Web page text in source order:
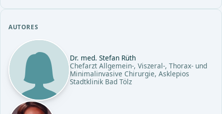
AUTORES
Dr. med. Stefan Rüth
Chefarzt Allgemein-, Viszeral-, Thorax- und
Minimalinvasive Chirurgie, Asklepios
Stadtklinik Bad Tölz